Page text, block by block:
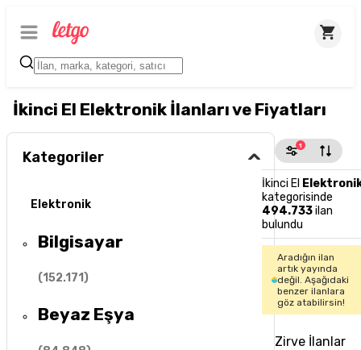
İkinci El Elektronik İlanları ve Fiyatları
Kategoriler
Elektronik
Bilgisayar
(152.171)
Beyaz Eşya
1
İkinci El
kategorisinde
494.733ilan
bulundu
Aradığın ilan
artık yayında
değil. Aşağıdaki
benzer ilanlara
göz atabilirsin!
Zirve İlanlar